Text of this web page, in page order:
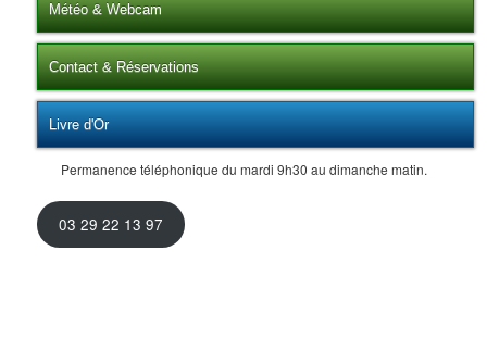
Météo & Webcam
Contact & Réservations
Livre d'Or
Permanence téléphonique du mardi 9h30 au dimanche matin.
03 29 22 13 97